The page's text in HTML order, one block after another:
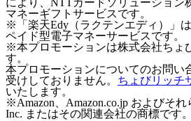
により、NTTカードソリューション
マネーギフトサービスです。
※「楽天Edy（ラクテンエディ）」
ペイド型電子マネーサービスです。
※本プロモーションは株式会社ちょ
す。
本プロモーションについてのお問い
受けしておりません。 ちょびリッチ
いたします。
※Amazon、Amazon.co.jp およびそれ
Inc. またはその関連会社の商標です。